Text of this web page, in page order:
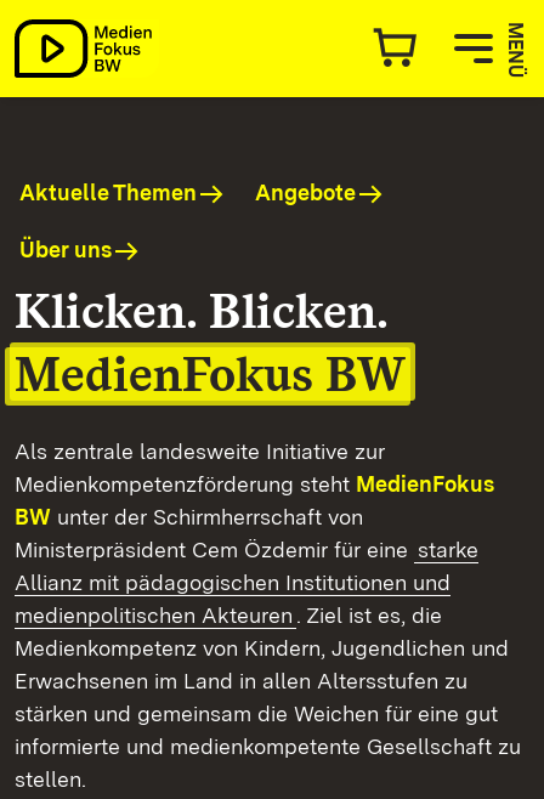
MENÜ
Aktuelle Themen Angebote
Über uns
Klicken. Blicken.
MedienFokus BW
Als zentrale landesweite Initiative zur
Medienkompetenzförderung steht MedienFokus
BW unter der Schirmherrschaft von
Ministerpräsident Cem Özdemir für eine starke
Allianz mit pädagogischen Institutionen und
medienpolitischen Akteuren . Ziel ist es, die
Medienkompetenz von Kindern, Jugendlichen und
Erwachsenen im Land in allen Altersstufen zu
stärken und gemeinsam die Weichen für eine gut
informierte und medienkompetente Gesellschaft zu
stellen.